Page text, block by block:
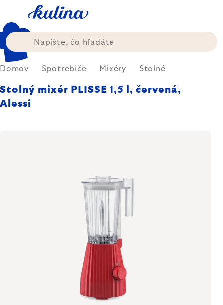
obsah
Domov Spotrebiče Mixéry Stolné
Stolný mixér PLISSE 1,5 l, červená,
Alessi